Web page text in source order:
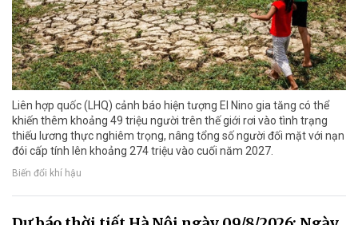
Liên hợp quốc (LHQ) cảnh báo hiện tượng El Nino gia tăng có thể
khiến thêm khoảng 49 triệu người trên thế giới rơi vào tình trạng
thiếu lương thực nghiêm trọng, nâng tổng số người đối mặt với nạn
đói cấp tính lên khoảng 274 triệu vào cuối năm 2027.
Biến đổi khí hậu